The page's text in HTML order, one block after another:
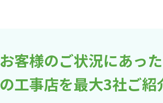
お客様のご状況にあっ
の工事店を最大3社ご紹